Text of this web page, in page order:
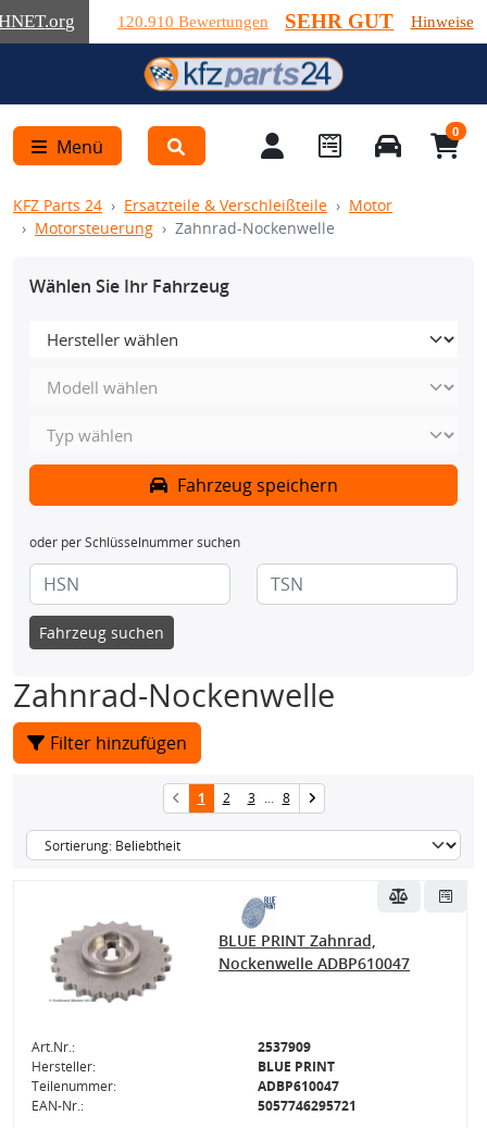
.org 120.910 Bewertungen SEHR GUT Hinweise
Menü
0
KFZ Parts 24 Ersatzteile & Verschleißteile
Motor
Motorsteuerung
Zahnrad-Nockenwelle
Wählen Sie Ihr Fahrzeug
Fahrzeug speichern
oder per Schlüsselnummer suchen
Fahrzeug suchen
Zahnrad-Nockenwelle
Filter hinzufügen
1 2 3 ... 8
BLUE PRINT Zahnrad,
Nockenwelle ADBP610047
Art.Nr.:
2537909
Hersteller:
BLUE PRINT
Teilenummer:
ADBP610047
EAN-Nr.:
5057746295721